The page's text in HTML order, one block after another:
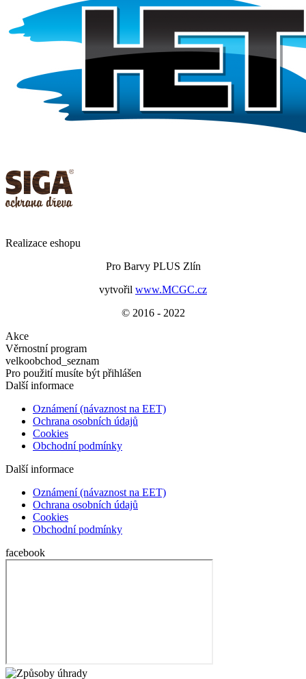
Realizace eshopu
Pro Barvy PLUS Zlín
vytvořil www.MCGC.cz
© 2016 - 2022
Akce
Věrnostní program
velkoobchod_seznam
Pro použití musíte být přihlášen
Další informace
Oznámení (návaznost na EET)
Ochrana osobních údajů
Cookies
Obchodní podmínky
Další informace
Oznámení (návaznost na EET)
Ochrana osobních údajů
Cookies
Obchodní podmínky
facebook